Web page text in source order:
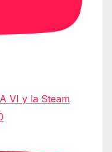
VI y la Steam